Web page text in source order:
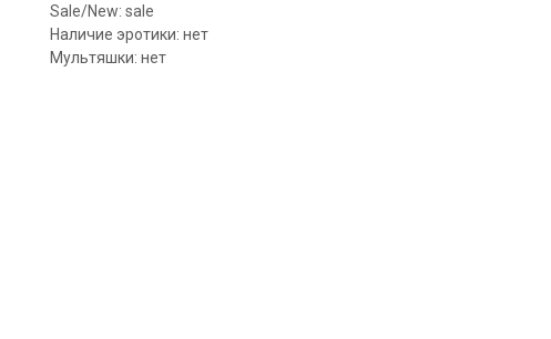
Sale/New: sale
Наличие эротики: нет
Мультяшки: нет